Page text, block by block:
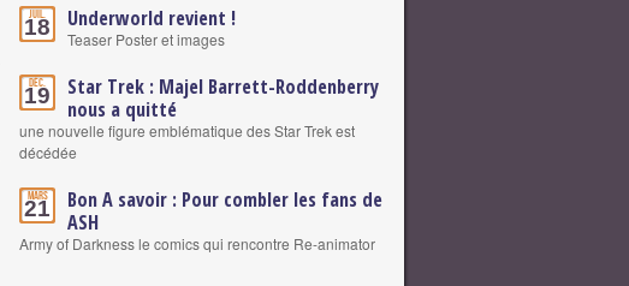
Juil.
18 Underworld revient !
Teaser Poster et images
Déc.
19
Star Trek : Majel Barrett-Roddenberry
nous a quitté
une nouvelle figure emblématique des Star Trek est
décédée
Mars
21
Bon A savoir : Pour combler les fans de
ASH
Army of Darkness le comics qui rencontre Re-animator